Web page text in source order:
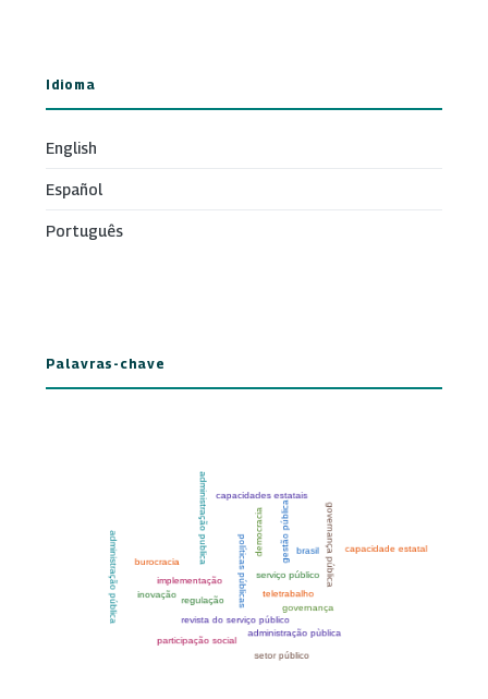
Idioma
English
Español
Português
Palavras-chave